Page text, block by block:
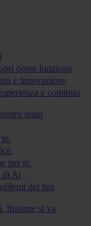
come funziona
e innovazione
e continuo
team
per te.
di Ai
del tuo
Insieme si va